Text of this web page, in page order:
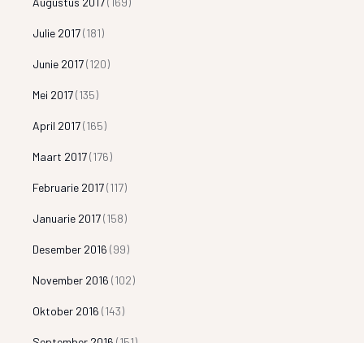
Julie 2017(181)
Junie 2017(120)
Mei 2017(135)
April 2017(165)
Maart 2017(176)
Februarie 2017(117)
Januarie 2017(158)
Desember 2016 (99)
November 2016 (102)
Oktober 2016 (143)